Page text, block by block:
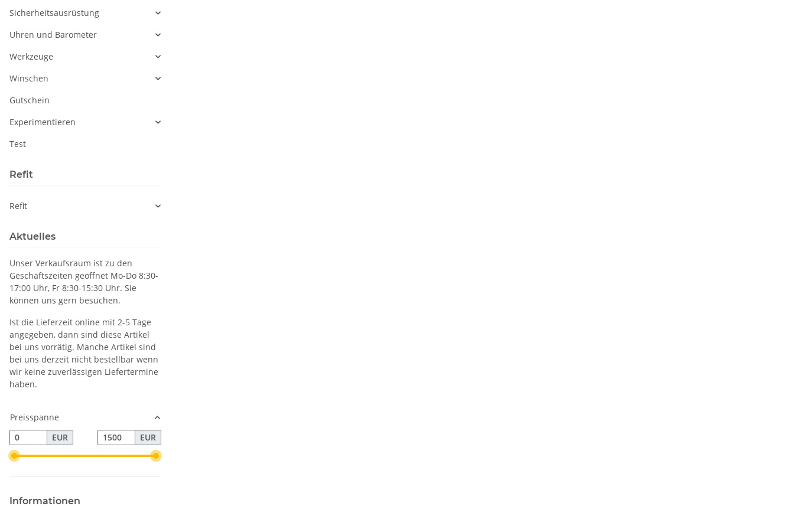
Sicherheitsausrüstung
Uhren und Barometer
Werkzeuge
Winschen
Gutschein
Experimentieren
Test
Refit
Refit
Aktuelles
Unser Verkaufsraum ist zu den
Geschäftszeiten geöffnet Mo-Do 8:30-
17:00 Uhr, Fr 8:30-15:30 Uhr. Sie
können uns gern besuchen.
Ist die Lieferzeit online mit 2-5 Tage
angegeben, dann sind diese Artikel
bei uns vorrätig. Manche Artikel sind
bei uns derzeit nicht bestellbar wenn
wir keine zuverlässigen Liefertermine
haben.
Preisspanne
EUR
EUR
Informationen